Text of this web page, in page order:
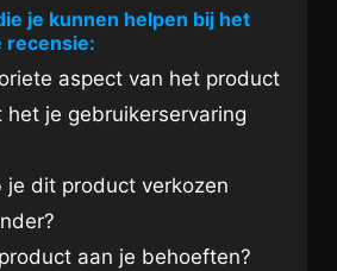
je kunnen helpen bij het
recensie:
aspect van het product
het je gebruikerservaring
je dit product verkozen
aan je behoeften?